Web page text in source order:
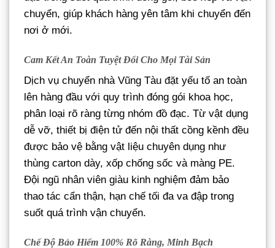
chuyển, giúp khách hàng yên tâm khi chuyển đến
nơi ở mới.
Cam Kết An Toàn Tuyệt Đối Cho Mọi Tài Sản
Dịch vụ chuyển nhà Vũng Tàu đặt yếu tố an toàn
lên hàng đầu với quy trình đóng gói khoa học,
phân loại rõ ràng từng nhóm đồ đạc. Từ vật dụng
dễ vỡ, thiết bị điện tử đến nội thất cồng kềnh đều
được bảo vệ bằng vật liệu chuyên dụng như
thùng carton dày, xốp chống sốc và màng PE.
Đội ngũ nhân viên giàu kinh nghiệm đảm bảo
thao tác cẩn thận, hạn chế tối đa va đập trong
suốt quá trình vận chuyển.
Chế Độ Bảo Hiểm 100% Rõ Ràng, Minh Bạch